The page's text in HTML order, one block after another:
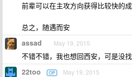
前辈可以在主攻方向获得比较快的
总之，随遇而安
assad May 19, 2015
不错不错，我也想回西安，可是没找
22too OP May 19, 2015